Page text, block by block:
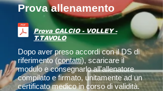
Prova allenamento
Prova CALCIO - VOLLEY -
T.TAVOLO
Dopo aver preso accordi con il DS di
riferimento (contatti), scaricare il
modulo e consegnarlo all'allenatore
compilato e firmato, unitamente ad un
certificato medico in corso di validità.